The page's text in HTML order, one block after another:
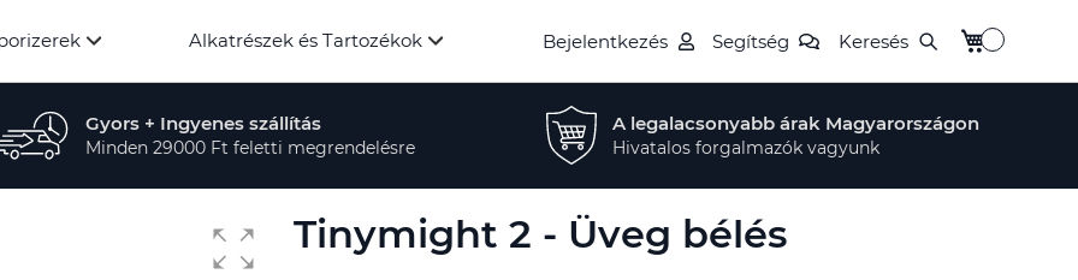
Alkatrészek és Tartozékok Bejelentkezés Segítség Keresés Kosaram
Gyors + Ingyenes szállítás
Minden 29000 Ft feletti megrendelésre
A legalacsonyabb árak Magyarországon
Hivatalos forgalmazók vagyunk
Tinymight 2 - Üveg bélés